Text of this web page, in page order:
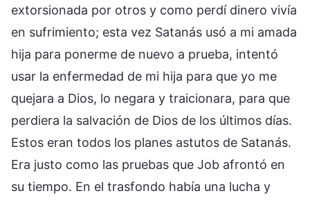
extorsionada por otros y como perdí dinero vivía
en sufrimiento; esta vez Satanás usó a mi amada
hija para ponerme de nuevo a prueba, intentó
usar la enfermedad de mi hija para que yo me
quejara a Dios, lo negara y traicionara, para que
perdiera la salvación de Dios de los últimos días.
Estos eran todos los planes astutos de Satanás.
Era justo como las pruebas que Job afrontó en
su tiempo. En el trasfondo había una lucha y